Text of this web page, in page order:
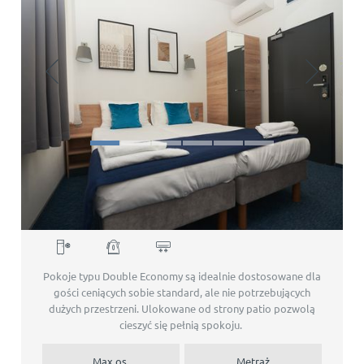
Double Economy
Pokoje typu Double Economy są idealnie dostosowane dla
gości ceniących sobie standard, ale nie potrzebujących
dużych przestrzeni. Ulokowane od strony patio pozwolą
cieszyć się pełnią spokoju.
Max os. Metraż